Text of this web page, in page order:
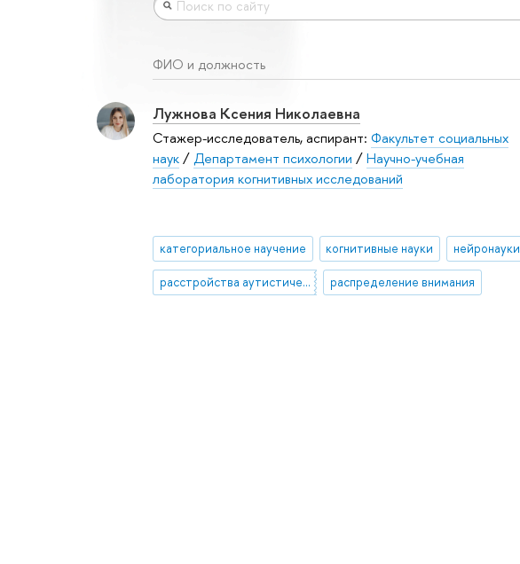
ФИО и должность
Лужнова Ксения Николаевна
Стажер-исследователь, аспирант: Факультет социальных
наук/Департамент психологии /Научно-учебная
лаборатория когнитивных исследований
категориальное научение когнитивные науки нейронауки
расстройства аутистического распределение внимания